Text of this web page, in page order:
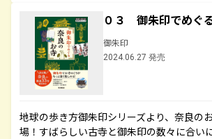
０３ 御朱印でめぐ
御朱印
2024.06.27 発売
地球の歩き方御朱印シリーズより、奈良の
場！すばらしい古寺と御朱印の数々に合い